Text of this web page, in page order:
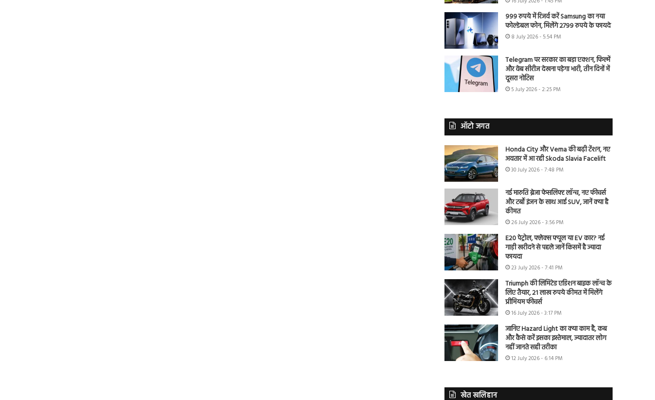
999 रुपये में रिजर्व करें Samsung का नया
फोल्डेबल फोन, मिलेंगे 2799 रुपये के फायदे
8 July 2026 - 5:54 PM
Telegram पर सरकार का बड़ा एक्शन, फिल्में
और वेब सीरीज देखना पड़ेगा भारी, तीन दिनों में
दूसरा नोटिस
5 July 2026 - 2:25 PM
ऑटो जगत
Honda City और Verna की बढ़ी टेंशन, नए
अवतार में आ रही Skoda Slavia Facelift
30 July 2026 - 7:48 PM
नई मारुति ब्रेजा फेसलिफ्ट लॉन्च, नए फीचर्स
और टर्बो इंजन के साथ आई SUV, जानें क्या है
कीमत
26 July 2026 - 3:56 PM
E20 पेट्रोल, फ्लेक्स फ्यूल या EV कार? नई
गाड़ी खरीदने से पहले जानें किसमें है ज्यादा
फायदा
23 July 2026 - 7:41 PM
Triumph की लिमिटेड एडिशन बाइक लॉन्च के
लिए तैयार, 21 लाख रुपये कीमत में मिलेंगे
प्रीमियम फीचर्स
16 July 2026 - 3:17 PM
जानिए Hazard Light का क्या काम है, कब
और कैसे करें इसका इस्तेमाल, ज्यादातर लोग
नहीं जानते सही तरीका
12 July 2026 - 6:14 PM
खेत खलिहान